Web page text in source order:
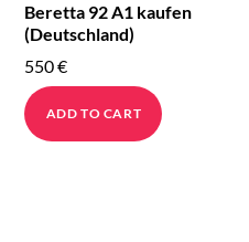
Beretta 92 A1 kaufen
(Deutschland)
550€
ADD TO CART